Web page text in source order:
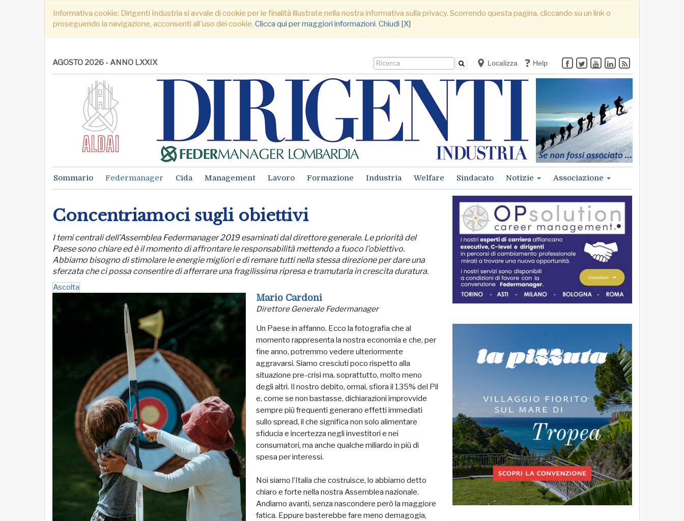
Informativa cookie: Dirigenti Industria si avvale di cookie per le finalità illustrate nella nostra informativa sulla privacy. Scorrendo questa pagina, cliccando su un link o
proseguendo la navigazione, acconsenti all´uso dei cookie. Clicca qui per maggiori informazioni. Chiudi [X]
AGOSTO 2026 - ANNO LXXIX Localizza Help
Sommario Federmanager Cida Management Lavoro Formazione Industria Welfare Sindacato Notizie Associazione
Concentriamoci sugli obiettivi
I temi centrali dell’Assemblea Federmanager 2019 esaminati dal direttore generale. Le priorità del
Paese sono chiare ed è il momento di affrontare le responsabilità mettendo a fuoco l'obiettivo.
Abbiamo bisogno di stimolare le energie migliori e di remare tutti nella stessa direzione per dare una
sferzata che ci possa consentire di afferrare una fragilissima ripresa e tramutarla in crescita duratura.
Ascolta
Mario Cardoni
Direttore Generale Federmanager
Un Paese in affanno. Ecco la fotografia che al
momento rappresenta la nostra economia e che, per
fine anno, potremmo vedere ulteriormente
aggravarsi. Siamo cresciuti poco rispetto alla
situazione pre-crisi ma, soprattutto, molto meno
degli altri. Il nostro debito, ormai, sfiora il 135% del Pil
e, come se non bastasse, dichiarazioni improvvide
sempre più frequenti generano effetti immediati
sullo spread, il che significa non solo alimentare
sfiducia e incertezza negli investitori e nei
consumatori, ma anche qualche miliardo in più di
spesa per interessi.
Noi siamo l’Italia che costruisce, lo abbiamo detto
chiaro e forte nella nostra Assemblea nazionale.
Andiamo avanti, senza nascondere però la maggiore
fatica. Eppure basterebbe fare meno demagogia,